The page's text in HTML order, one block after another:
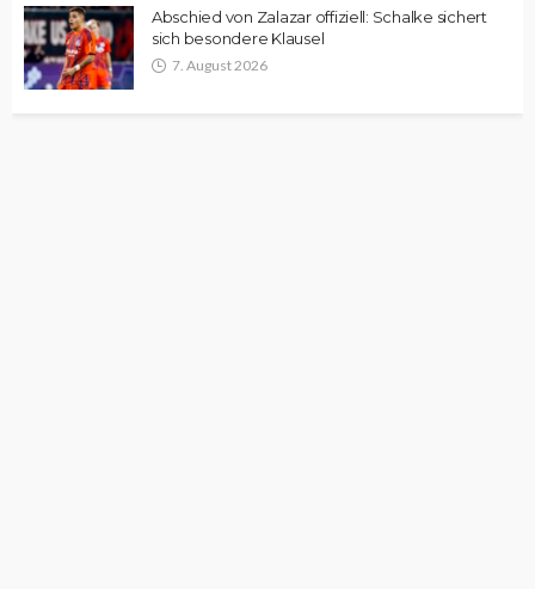
Abschied von Zalazar offiziell: Schalke sichert
sich besondere Klausel
7. August 2026